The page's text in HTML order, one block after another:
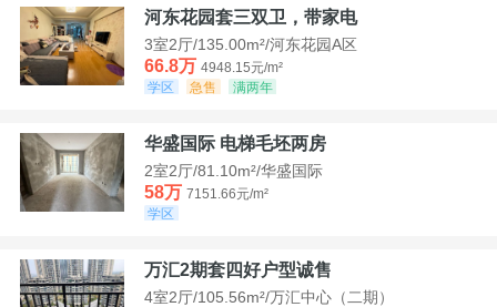
河东花园套三双卫，带家电
3室2厅/135.00m²/河东花园A区
66.8万 4948.15元/m²
学区
急售 满两年
华盛国际 电梯毛坯两房
2室2厅/81.10m²/华盛国际
58万 7151.66元/m²
学区
万汇2期套四好户型诚售
4室2厅/105.56m²/万汇中心（二期）